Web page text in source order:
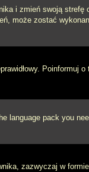
i zmień swoją strefę
może zostać
Poinformuj
language pack you
zazwyczaj w